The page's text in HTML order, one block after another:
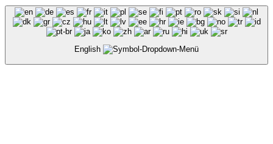
English